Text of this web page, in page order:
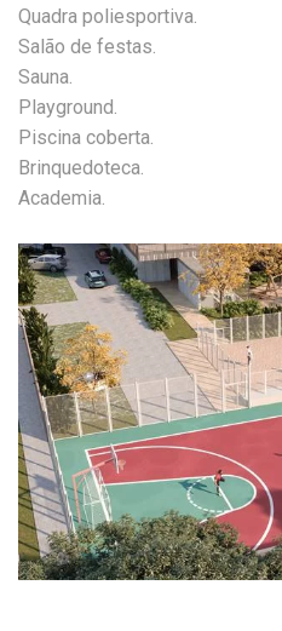
Quadra poliesportiva.
Salão de festas.
Sauna.
Playground.
Piscina coberta.
Brinquedoteca.
Academia.